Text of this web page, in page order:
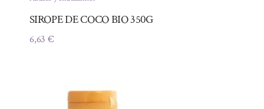
SIROPE DE COCO BIO 350G
6,63€